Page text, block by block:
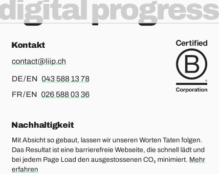
progress
Kontakt
contact@liip.ch
DE / EN Für Deutsch oder Englisch, bitte anrufen
043 588 13 78
FR / EN Für Französisch oder Englisch, bitte anrufen
026 588 03 36
Nachhaltigkeit
Mit Absicht so gebaut, lassen wir unseren Worten Taten folgen.
Das Resultat ist eine barrierefreie Webseite, die schnell lädt und
bei jedem Page Load den ausgestossenen CO₂ minimiert. Mehr
erfahren